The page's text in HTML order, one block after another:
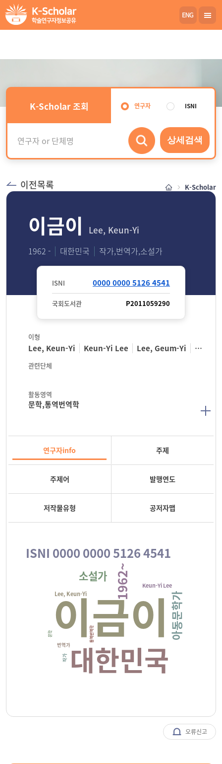
K-Scholar 조회 연구자 ISNI
상세검색
이전목록 K-Scholar
이금이 Lee, Keun-Yi
1962 - 대한민국 작가,번역가,소설가
ISNI 0000 0000 5126 4541
국회도서관 P2011059290
이형
Lee, Keun-Yi Keun-Yi Lee Lee, Geum-Yi
관련단체
활동영역
문학,통역번역학
연구자info 주제
주제어 발행연도
저작물유형 공저자맵
통역번역학
문학
번역가
작가
Keun-Yi Lee
Lee, Keun-Yi
소설가
아동문학가
ISNI 0000 0000 5126 4541
1962~
대한민국
이금이
오류신고